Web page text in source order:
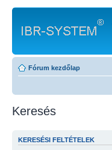
Fórum kezdőlap
Keresés
KERESÉSI FELTÉTELEK